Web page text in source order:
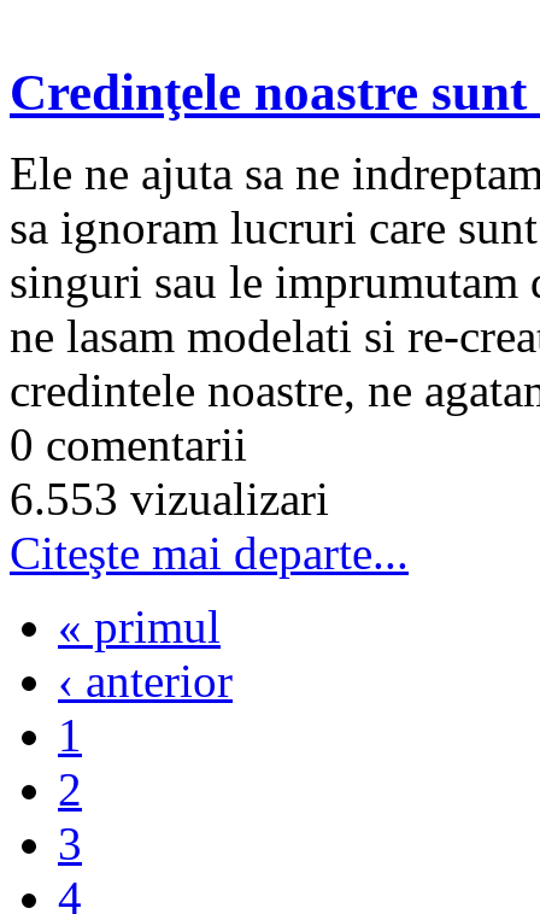
Credinţele noastre
Ele ne ajuta sa ne
sa ignoram lucruri care
singuri sau le imprumutam
ne lasam modelati si re-
credintele noastre, ne
0 comentarii
6.553 vizualizari
Citeşte mai departe...
« primul
‹ anterior
1
2
3
4